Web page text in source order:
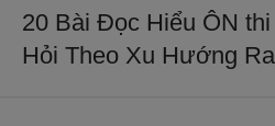
20 Bài Đọc Hiểu ÔN
Hỏi Theo Xu Hướng